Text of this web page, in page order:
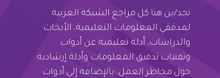
تجد/ين هنا كل مراجع الشبكة العربية
لمدققي المعلومات التعليمية، الأبحاث
والدراسات، أدلة تعليمية عن أدوات
وتقنيات تدقيق المعلومات وأدلة إرشادية
حول مخاطر العمل، بالإضافة إلى أدوات